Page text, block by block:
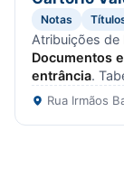
Notas
Atribuições de
Documentos
entrância.
Rua Irmãos